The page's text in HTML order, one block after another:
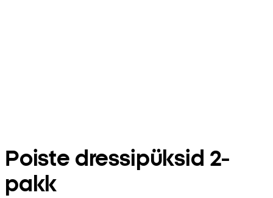
Poiste dressipüksid 2-
pakk